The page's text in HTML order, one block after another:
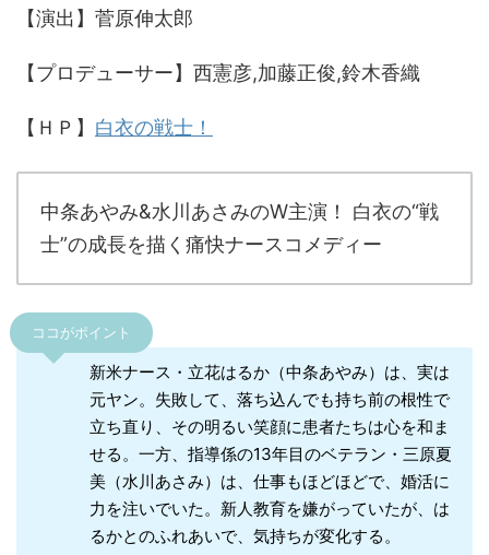
【演出】菅原伸太郎
【プロデューサー】西憲彦,加藤正俊,鈴木香織
【ＨＰ】 白衣の戦士！
中条あやみ&水川あさみのW主演！ 白衣の“戦
士”の成長を描く痛快ナースコメディー
ココがポイント
新米ナース・立花はるか（中条あやみ）は、実は
元ヤン。失敗して、落ち込んでも持ち前の根性で
立ち直り、その明るい笑顔に患者たちは心を和ま
せる。一方、指導係の13年目のベテラン・三原夏
美（水川あさみ）は、仕事もほどほどで、婚活に
力を注いでいた。新人教育を嫌がっていたが、は
るかとのふれあいで、気持ちが変化する。